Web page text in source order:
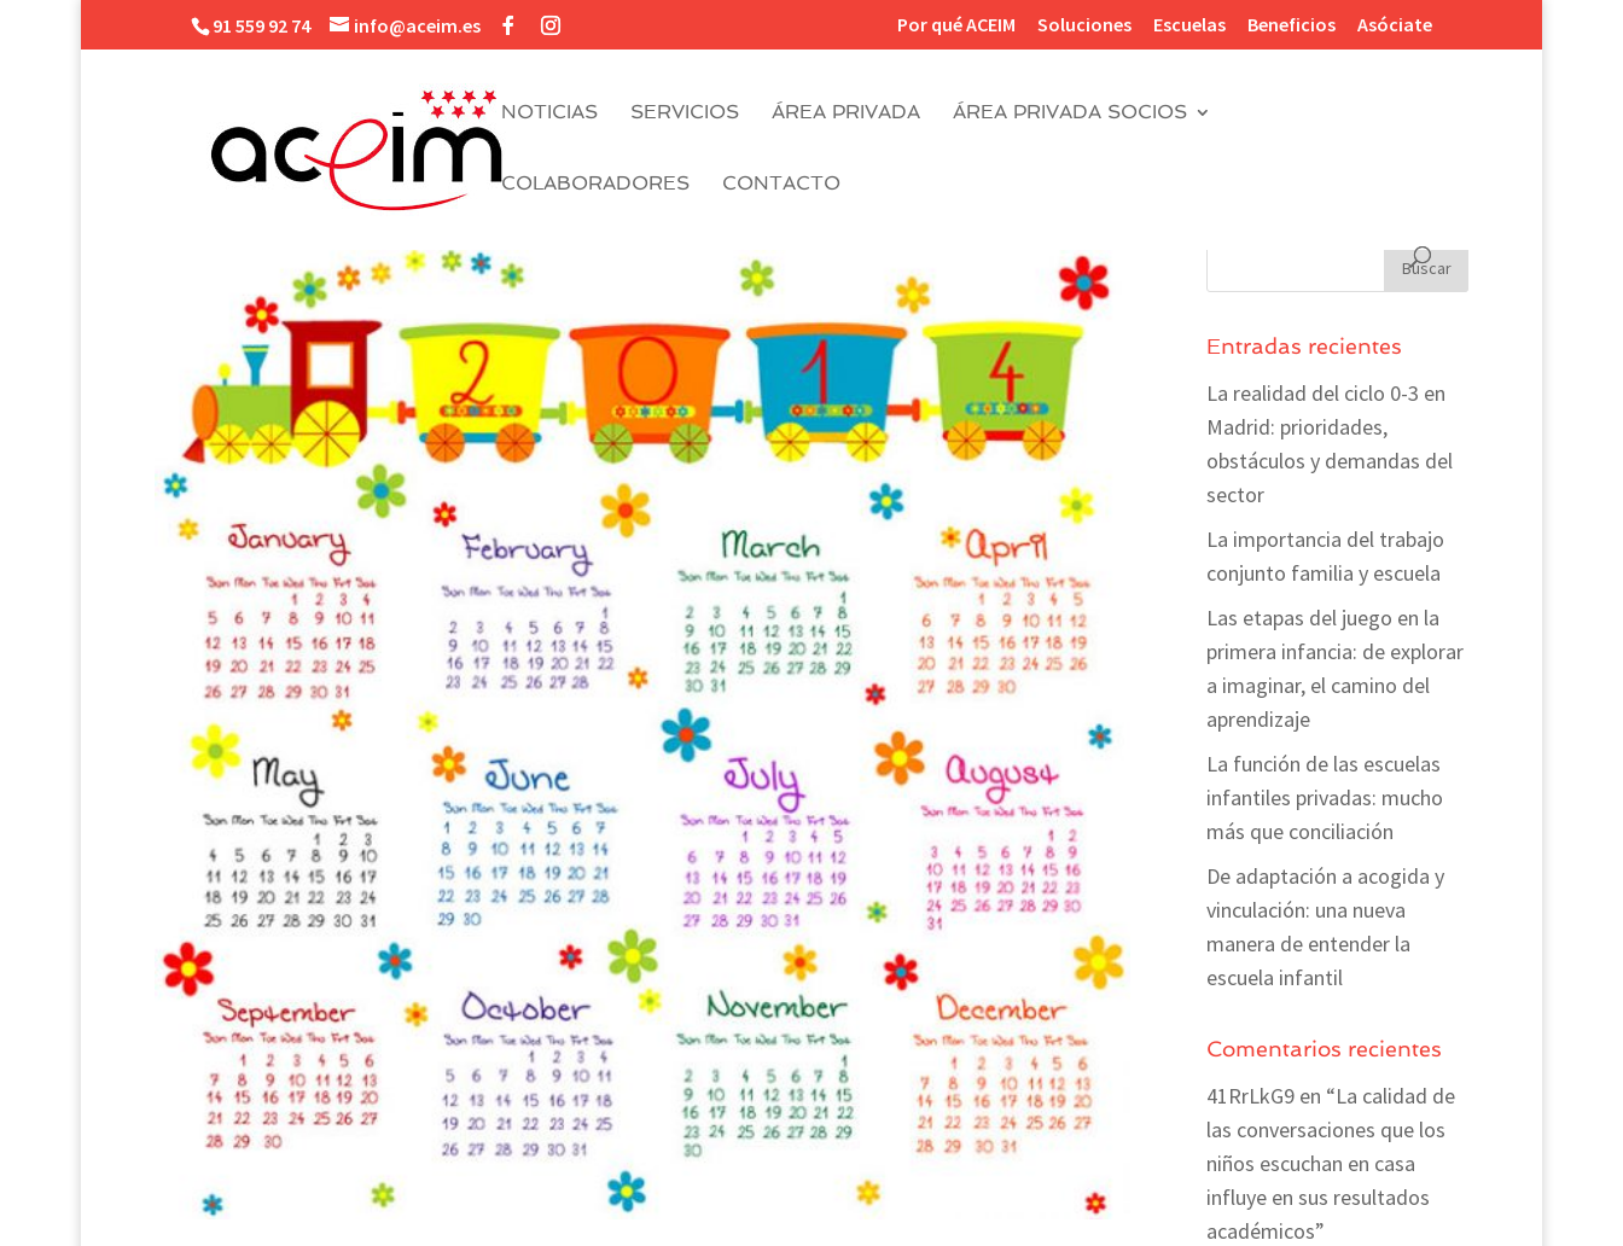
91 559 92 74 info@aceim.es Por qué ACEIM Soluciones Escuelas Beneficios Asóciate
NOTICIAS SERVICIOS ÁREA PRIVADA ÁREA PRIVADA SOCIOS
COLABORADORES CONTACTO
Entradas recientes
La realidad del ciclo 0-3 en
Madrid: prioridades,
obstáculos y demandas del
sector
La importancia del trabajo
conjunto familia y escuela
Las etapas del juego en la
primera infancia: de explorar
a imaginar, el camino del
aprendizaje
La función de las escuelas
infantiles privadas: mucho
más que conciliación
De adaptación a acogida y
vinculación: una nueva
manera de entender la
escuela infantil
Comentarios recientes
41RrLkG9en “La calidad de
las conversaciones que los
niños escuchan en casa
influye en sus resultados
académicos”